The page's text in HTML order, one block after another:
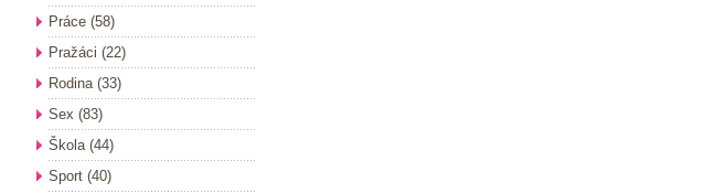
Práce (58)
Pražáci (22)
Rodina(33)
Sex (83)
Škola(44)
Sport (40)